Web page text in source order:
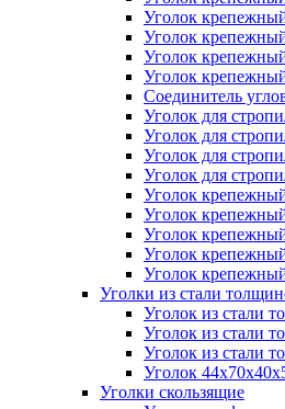
Уголок
Уголок
Уголок
Уголок
Соединитель
Уголок для
Уголок для
Уголок для
Уголок для
Уголок
Уголок
Уголок
Уголок
Уголок
Уголки из стали
Уголок из стали
Уголок из стали
Уголок из стали
Уголок
Уголки скользящие